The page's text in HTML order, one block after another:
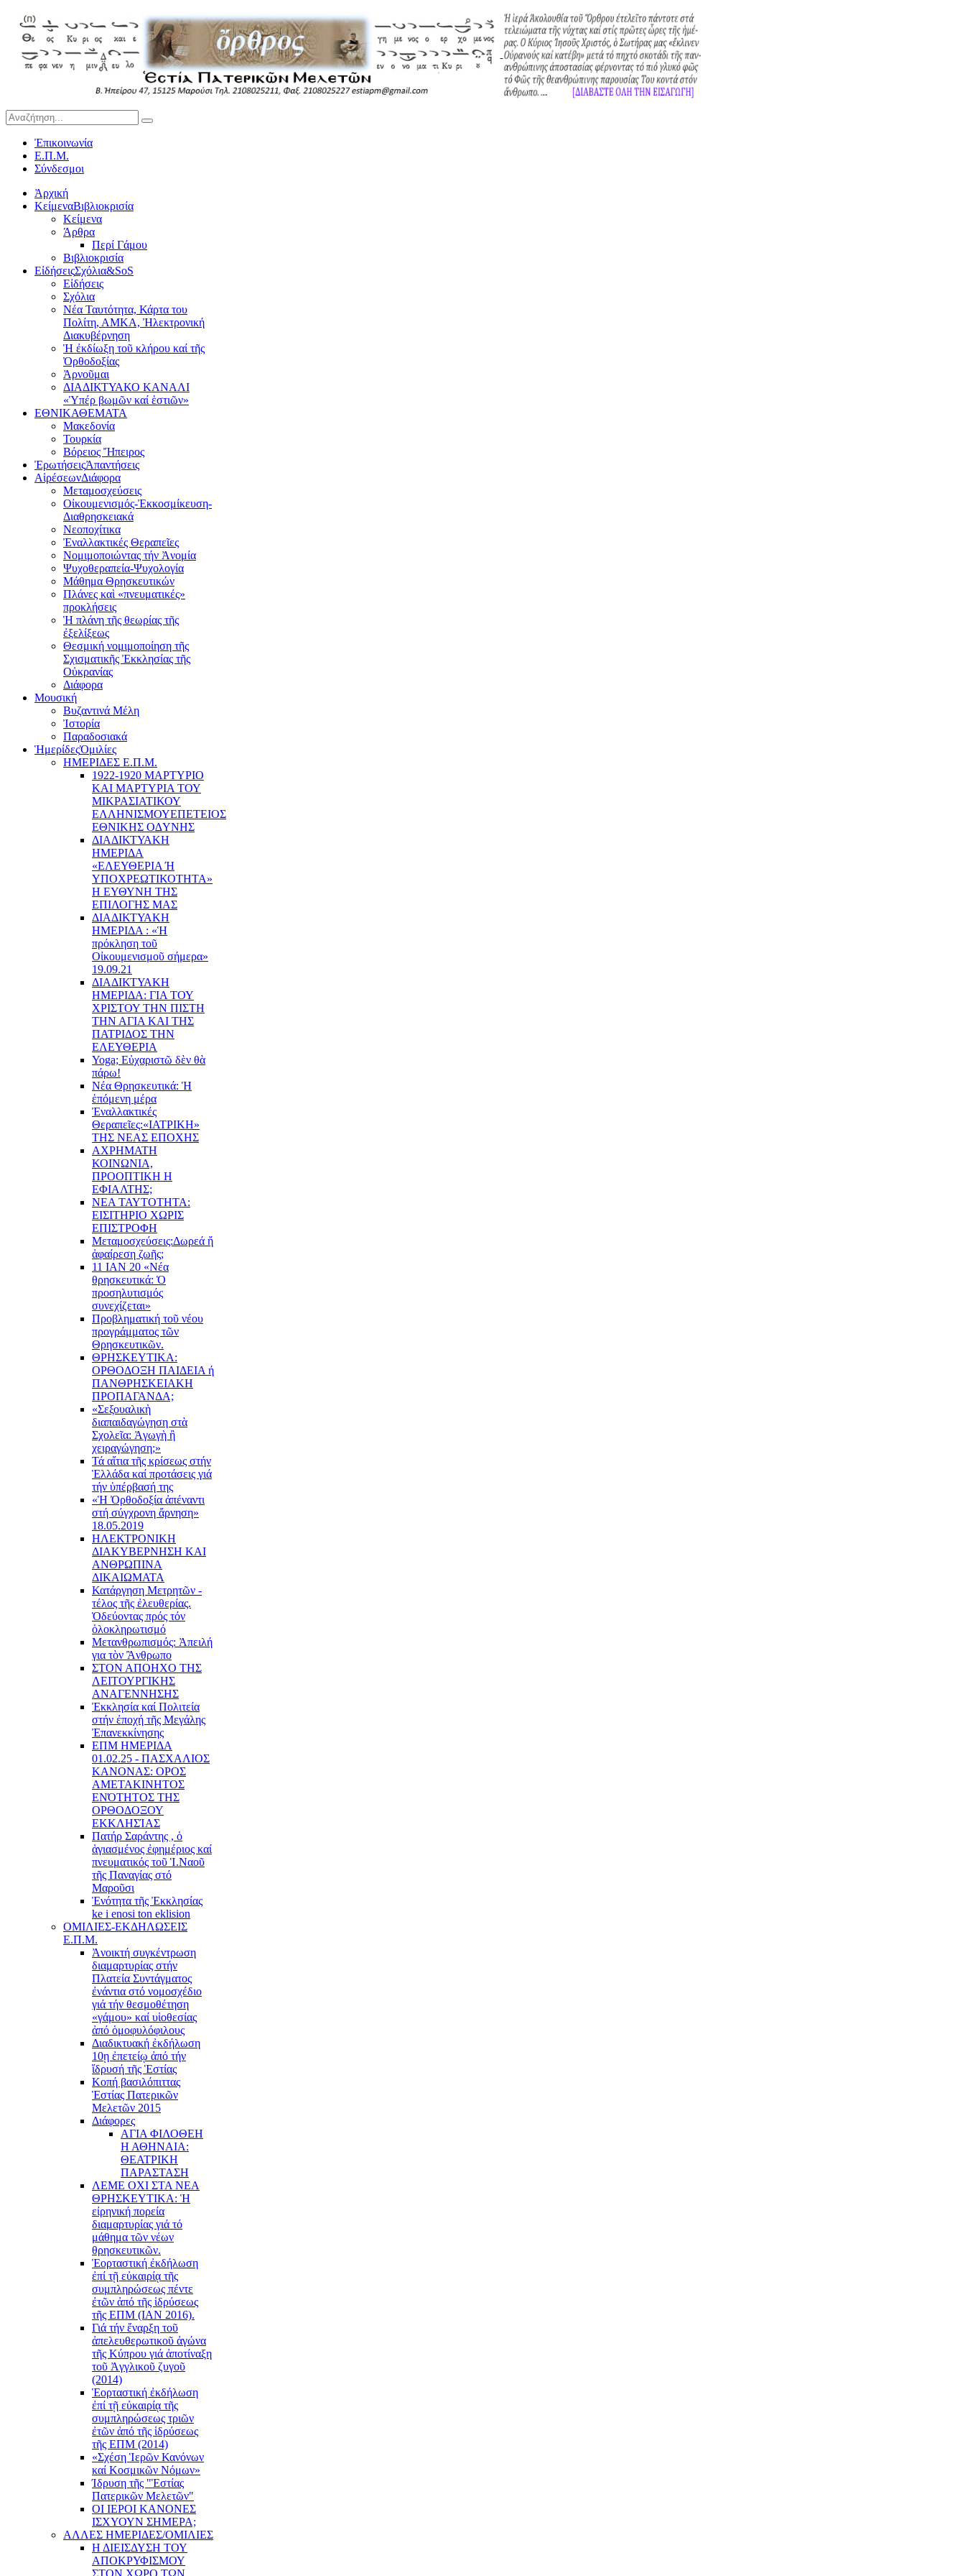
Ἐπικοινωνία
Ε.Π.Μ.
Σύνδεσμοι
Ἀρχική
ΚείμεναΒιβλιοκρισία
Κείμενα
Άρθρα
Περί Γάμου
Βιβλιοκρισία
ΕἰδήσειςΣχόλια&SoS
Εἰδήσεις
Σχόλια
Νέα Ταυτότητα, Κάρτα του
Πολίτη, ΑΜΚΑ, Ἠλεκτρονική
Διακυβέρνηση
Ἡ ἐκδίωξη τοῦ κλήρου καί τῆς
Ὀρθοδοξίας
Ἀρνοῦμαι
ΔΙΑΔΙΚΤΥΑΚΟ ΚΑΝΑΛΙ
«Ὑπέρ βωμῶν καί ἑστιῶν»
ΕΘΝΙΚΑΘΕΜΑΤΑ
Μακεδονία
Τουρκία
Βόρειος Ἤπειρος
ἘρωτήσειςἈπαντήσεις
ΑἱρέσεωνΔιάφορα
Μεταμοσχεύσεις
Οἰκουμενισμός-Ἐκκοσμίκευση-
Διαθρησκειακά
Νεοποχίτικα
Ἐναλλακτικές Θεραπεῖες
Νομιμοποιώντας τήν Ἀνομία
Ψυχοθεραπεία-Ψυχολογία
Μάθημα Θρησκευτικών
Πλάνες καὶ «πνευματικές»
προκλήσεις
Ἡ πλάνη τῆς θεωρίας τῆς
ἐξελίξεως
Θεσμική νομιμοποίηση τῆς
Σχισματικῆς Ἐκκλησίας τῆς
Οὐκρανίας
Διάφορα
Μουσική
Βυζαντινά Μέλη
Ἰστορία
Παραδοσιακά
ἩμερίδεςὉμιλίες
ΗΜΕΡΙΔΕΣ Ε.Π.Μ.
1922-1920 ΜΑΡΤΥΡΙΟ
ΚΑI ΜΑΡΤΥΡIΑ ΤΟΥ
ΜΙΚΡΑΣΙΑΤΙΚΟΥ
EΛΛΗΝΙΣΜΟΥEΠEΤΕΙΟΣ
EΘΝΙΚHΣ O∆YΝΗΣ
ΔΙΑΔΙΚΤΥΑΚΗ
ΗΜΕΡΙΔΑ
«EΛΕΥΘΕΡΙΑ Ή
YΠΟΧΡΕΩΤΙΚΟΤΗΤΑ»
Η ΕΥΘΥΝΗ ΤΗΣ
EΠΙΛΟΓΗΣ ΜΑΣ
ΔΙΑΔΙΚΤΥΑΚΗ
ΗΜΕΡΙΔΑ : «Ἡ
πρόκληση τοῦ
Οἰκουμενισμοῦ σήμερα»
19.09.21
ΔΙΑΔΙΚΤΥΑΚΗ
ΗΜΕΡΙΔΑ: ΓΙΑ ΤΟΥ
ΧΡΙΣΤΟΥ ΤΗΝ ΠΙΣΤΗ
ΤΗΝ ΑΓΙΑ ΚΑΙ ΤΗΣ
ΠΑΤΡΙΔΟΣ ΤΗΝ
ΕΛΕΥΘΕΡΙΑ
Yoga; Εὐχαριστῶ δὲν θὰ
πάρω!
Νέα Θρησκευτικά: Ἡ
ἑπόμενη μέρα
Ἐναλλακτικές
Θεραπεῖες:«ΙΑΤΡΙΚΗ»
ΤΗΣ ΝΕΑΣ ΕΠΟΧΗΣ
ΑΧΡΗΜΑΤΗ
ΚΟΙΝΩΝΙΑ,
ΠΡΟΟΠΤΙΚΗ Η
ΕΦΙΑΛΤΗΣ;
ΝΕΑ ΤΑΥΤΟΤΗΤΑ:
ΕΙΣΙΤΗΡΙΟ ΧΩΡΙΣ
ΕΠΙΣΤΡΟΦΗ
Μεταμοσχεύσεις:Δωρεά ἤ
ἀφαίρεση ζωῆς;
11 ΙΑΝ 20 «Νέα
θρησκευτικά: Ὁ
προσηλυτισμός
συνεχίζεται»
Προβληματική τοῦ νέου
προγράμματος τῶν
Θρησκευτικῶν.
ΘΡΗΣΚΕΥΤΙΚΑ:
ΟΡΘΟΔΟΞΗ ΠΑΙΔΕΙΑ ή
ΠΑΝΘΡΗΣΚΕΙΑΚΗ
ΠΡΟΠΑΓΑΝΔΑ;
«Σεξουαλικὴ
διαπαιδαγώγηση στὰ
Σχολεῖα: Ἀγωγὴ ἢ
χειραγώγηση;»
Τά αἴτια τῆς κρίσεως στήν
Ἑλλάδα καί προτάσεις γιά
τήν ὑπέρβασή της
«Ἡ Ὀρθοδοξία ἀπέναντι
στή σύγχρονη ἄρνηση»
18.05.2019
ΗΛΕΚΤΡΟΝΙΚΗ
ΔΙΑΚΥΒΕΡΝΗΣΗ ΚΑΙ
ΑΝΘΡΩΠΙΝΑ
ΔΙΚΑΙΩΜΑΤΑ
Κατάργηση Μετρητῶν -
τέλος τῆς ἐλευθερίας.
Ὁδεύοντας πρός τόν
ὁλοκληρωτισμό
Μετανθρωπισμός: Ἀπειλή
για τὸν Ἂνθρωπο
ΣΤΟΝ ΑΠΟΗΧΟ ΤΗΣ
ΛΕΙΤΟΥΡΓΙΚΗΣ
ΑΝΑΓΕΝΝΗΣΗΣ
Ἐκκλησία καί Πολιτεία
στήν ἐποχή τῆς Μεγάλης
Ἐπανεκκίνησης
ΕΠΜ ΗΜΕΡΙΔΑ
01.02.25 - ΠΑΣΧΑΛΙΟΣ
ΚΑΝΟΝΑΣ: ΟΡΟΣ
ΑΜΕΤΑΚΙΝΗΤΟΣ
ΕΝΌΤΗΤΟΣ ΤΗΣ
ΟΡΘΟΔΟΞΟΥ
ΕΚΚΛΗΣΊΑΣ
Πατήρ Σαράντης , ὁ
ἁγιασμένος ἐφημέριος καί
πνευματικός τοῦ Ἱ.Ναοῦ
τῆς Παναγίας στό
Μαροῦσι
Ἑνότητα τῆς Ἐκκλησίας
ke i enosi ton eklision
ΟΜΙΛΙΕΣ-ΕΚΔΗΛΩΣΕΙΣ
Ε.Π.Μ.
Ἀνοικτή συγκέντρωση
διαμαρτυρίας στήν
Πλατεία Συντάγματος
ἐνάντια στό νομοσχέδιο
γιά τήν θεσμοθέτηση
«γάμου» καί υἱοθεσίας
ἀπό ὁμοφυλόφιλους
Διαδικτυακή ἐκδήλωση
10ῃ ἐπετείῳ ἀπό τήν
ἵδρυσή τῆς Ἑστίας
Κοπή βασιλόπιττας
Ἑστίας Πατερικῶν
Μελετῶν 2015
Διάφορες
ΑΓΙΑ ΦΙΛΟΘΕΗ
Η ΑΘΗΝΑΙΑ:
ΘΕΑΤΡΙΚΗ
ΠΑΡΑΣΤΑΣΗ
ΛΕΜΕ ΟΧΙ ΣΤΑ ΝΕΑ
ΘΡΗΣΚΕΥΤΙΚΑ: Ἡ
εἰρηνική πορεία
διαμαρτυρίας γιά τό
μάθημα τῶν νέων
θρησκευτικῶν.
Ἑορταστική ἐκδήλωση
ἐπί τῇ εὐκαιρίᾳ τῆς
συμπληρώσεως πέντε
ἐτῶν ἀπό τῆς ἱδρύσεως
τῆς ΕΠΜ (ΙΑΝ 2016).
Γιά τήν ἔναρξη τοῦ
ἀπελευθερωτικοῦ ἀγώνα
τῆς Κύπρου γιά ἀποτίναξη
τοῦ Ἀγγλικοῦ ζυγοῦ
(2014)
Ἑορταστική ἐκδήλωση
ἐπί τῇ εὐκαιρίᾳ τῆς
συμπληρώσεως τριῶν
ἐτῶν ἀπό τῆς ἱδρύσεως
τῆς ΕΠΜ (2014)
«Σχέση Ἱερῶν Κανόνων
καί Κοσμικῶν Νόμων»
Ίδρυση τῆς "Ἑστίας
Πατερικῶν Μελετῶν"
ΟΙ ΙΕΡΟΙ ΚΑΝΟΝΕΣ
ΙΣΧΥΟΥΝ ΣΗΜΕΡΑ;
ΑΛΛΕΣ ΗΜΕΡΙΔΕΣ/ΟΜΙΛΙΕΣ
Η ΔΙΕΙΣΔΥΣΗ ΤΟΥ
ΑΠΟΚΡΥΦΙΣΜΟΥ
ΣΤΟΝ ΧΩΡΟ ΤΩΝ